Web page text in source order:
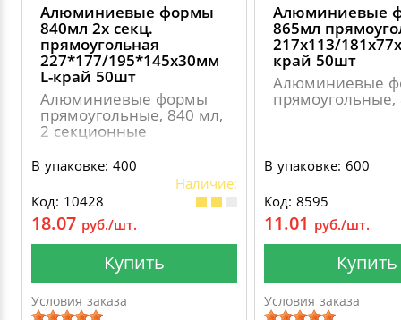
Алюминиевые формы
840мл 2х секц.
прямоугольная
227*177/195*145х30мм
L-край 50шт
Алюминиевые формы
прямоугольные, 840 мл,
2 секционные
В упаковке: 400
Наличие:
Код: 10428
18.07 руб./шт.
Купить
Условия заказа
Алюминиевые
865мл
217х113/
край 50шт
Алюминиевые
В упаковке: 600
Код: 8595
11.01 руб./шт.
Купить
Условия заказа